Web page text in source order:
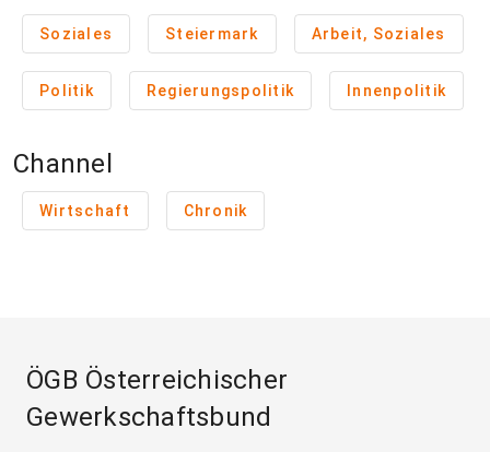
Soziales Steiermark Arbeit, Soziales
Politik Regierungspolitik Innenpolitik
Channel
Wirtschaft Chronik
ÖGB Österreichischer
Gewerkschaftsbund